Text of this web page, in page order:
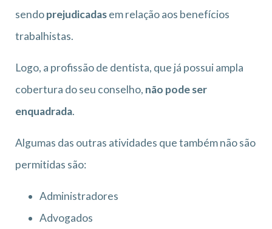
sendoprejudicadasem relação aos benefícios
trabalhistas.
Logo, a profissão de dentista, que já possui ampla
cobertura do seu conselho, não pode ser
enquadrada.
Algumas das outras atividades que também não são
permitidas são:
Administradores
Advogados